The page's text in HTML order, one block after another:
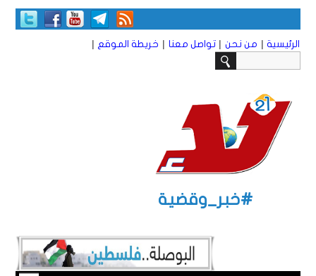
الرئيسية | من نحن | تواصل معنا | خريطة الموقع |
#خبر_وقضية